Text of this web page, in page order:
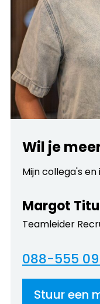
Wil je
Mijn collega's
Margot
Teamleider
088-555
Stuur een